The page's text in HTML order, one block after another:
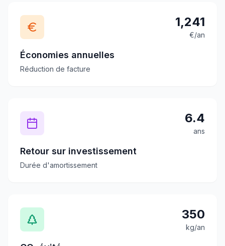
1,241
€/an
Économies annuelles
Réduction de facture
6.4
ans
Retour sur investissement
Durée d'amortissement
350
kg/an